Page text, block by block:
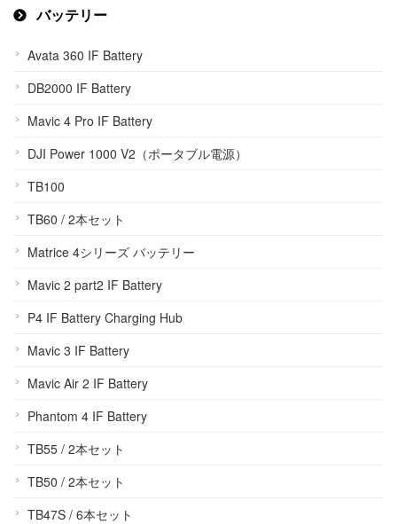
バッテリー
Avata 360 IF Battery
DB2000 IF Battery
Mavic 4 Pro IF Battery
DJI Power 1000 V2（ポータブル電源）
TB100
TB60 / 2本セット
Matrice 4シリーズ バッテリー
Mavic 2 part2 IF Battery
P4 IF Battery Charging Hub
Mavic 3 IF Battery
Mavic Air 2 IF Battery
Phantom 4 IF Battery
TB55 / 2本セット
TB50 / 2本セット
TB47S / 6本セット